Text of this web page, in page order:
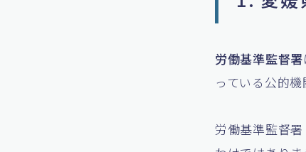
労働基準監督署
っている公的機
労働基準監督